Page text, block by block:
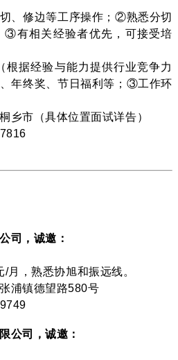
、修边等工序操作；②熟悉分切
③有相关经验者优先，可接受培
据经验与能力提供行业竞争力
年终奖、节日福利等；③工作环
乡市（具体位置面试详告）
司，诚邀：
，熟悉协旭和振远线。
浦镇德望路580号
公司，诚邀：